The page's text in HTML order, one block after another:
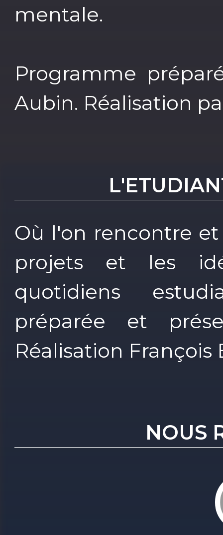
mentale.
Programme
Aubin. Réalisation
Où l'on rencontre
projets et les
quotidiens
préparée et
Réalisation François
NOUS